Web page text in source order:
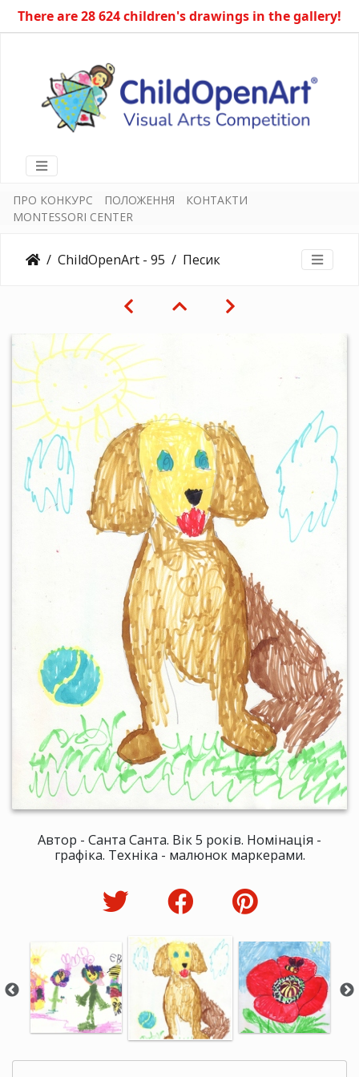
There are 28 624 children's drawings in the gallery!
ПРО КОНКУРС ПОЛОЖЕННЯ
КОНТАКТИ
MONTESSORI CENTER
ChildOpenArt - 95 Песик
Автор - Санта Санта. Вік 5 років. Номінація -
графіка. Техніка - малюнок маркерами.